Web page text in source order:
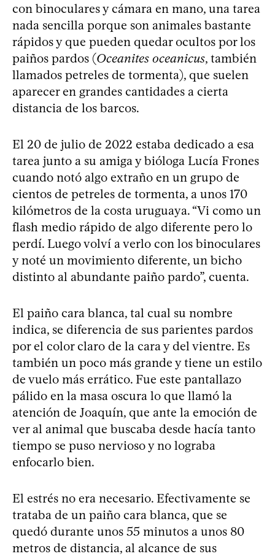
con binoculares y cámara en mano, una tarea
nada sencilla porque son animales bastante
rápidos y que pueden quedar ocultos por los
paiños pardos (Oceanites oceanicus, también
llamados petreles de tormenta), que suelen
aparecer en grandes cantidades a cierta
distancia de los barcos.
El 20 de julio de 2022 estaba dedicado a esa
tarea junto a su amiga y bióloga Lucía Frones
cuando notó algo extraño en un grupo de
cientos de petreles de tormenta, a unos 170
kilómetros de la costa uruguaya. “Vi como un
flash medio rápido de algo diferente pero lo
perdí. Luego volví a verlo con los binoculares
y noté un movimiento diferente, un bicho
distinto al abundante paiño pardo”, cuenta.
El paiño cara blanca, tal cual su nombre
indica, se diferencia de sus parientes pardos
por el color claro de la cara y del vientre. Es
también un poco más grande y tiene un estilo
de vuelo más errático. Fue este pantallazo
pálido en la masa oscura lo que llamó la
atención de Joaquín, que ante la emoción de
ver al animal que buscaba desde hacía tanto
tiempo se puso nervioso y no lograba
enfocarlo bien.
El estrés no era necesario. Efectivamente se
trataba de un paiño cara blanca, que se
quedó durante unos 55 minutos a unos 80
metros de distancia, al alcance de sus